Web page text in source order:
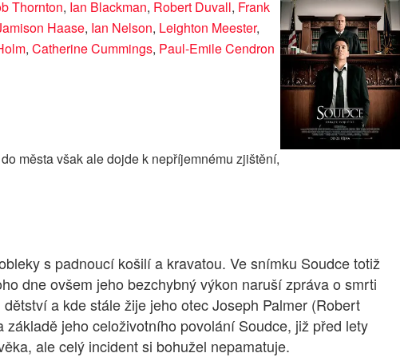
Thornton, Ian Blackman, Robert Duvall, Frank
Haase, Ian Nelson, Leighton Meester,
, Catherine Cummings, Paul-Emile Cendron
města však ale dojde k nepříjemnému zjištění,
s padnoucí košilí a kravatou. Ve snímku Soudce totiž
dne ovšem jeho bezchybný výkon naruší zpráva o smrti
a kde stále žije jeho otec Joseph Palmer (Robert
jeho celoživotního povolání Soudce, již před lety
ale celý incident si bohužel nepamatuje.